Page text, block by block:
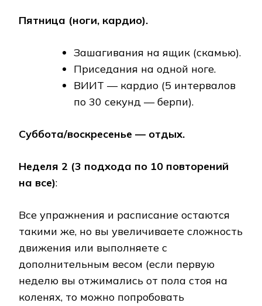
Пятница (ноги, кардио).
Зашагивания на ящик (скамью).
Приседания на одной ноге.
ВИИТ — кардио (5 интервалов
по 30 секунд — берпи).
Суббота/воскресенье — отдых.
Неделя 2 (3 подхода по 10 повторений
на все):
Все упражнения и расписание остаются
такими же, но вы увеличиваете сложность
движения или выполняете с
дополнительным весом (если первую
неделю вы отжимались от пола стоя на
коленях, то можно попробовать